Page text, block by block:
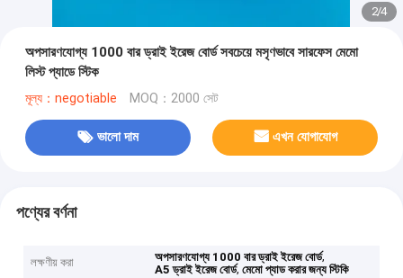
2/4
অপসারণযোগ্য 1000 বার ড্রাই ইরেজ বোর্ড সবচেয়ে মসৃণভাবে সারফেস মেমো
লিস্ট প্যাডে স্টিক
মূল্য：negotiable MOQ：2000 সেট
ভালো দাম এখন যোগাযোগ
পণ্যের বর্ণনা
লক্ষণীয় করা অপসারণযোগ্য 1000 বার ড্রাই ইরেজ বোর্ড,
A5 ড্রাই ইরেজ বোর্ড,মেমো প্যাড করার জন্য স্টিকি